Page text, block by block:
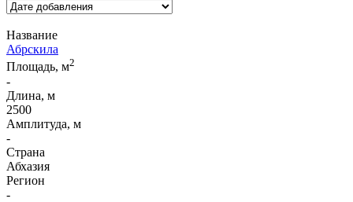
Название
Абрскила
Площадь, м2
-
Длина, м
2500
Амплитуда, м
-
Страна
Абхазия
Регион
-